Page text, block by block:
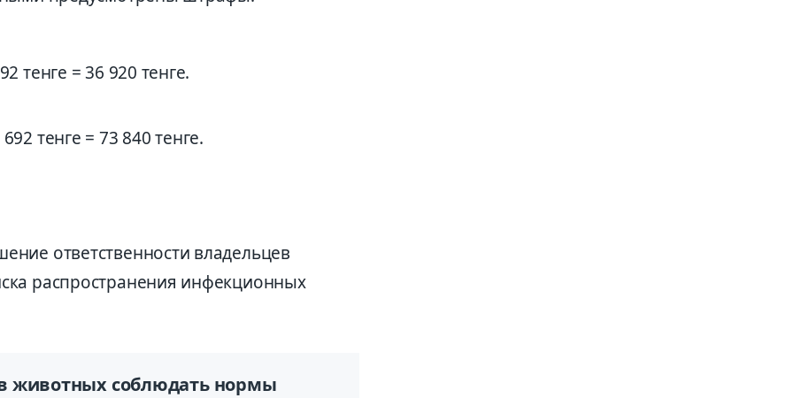
тенге = 36 920 тенге.
тенге = 73 840 тенге.
ответственности владельцев
распространения инфекционных
животных соблюдать нормы